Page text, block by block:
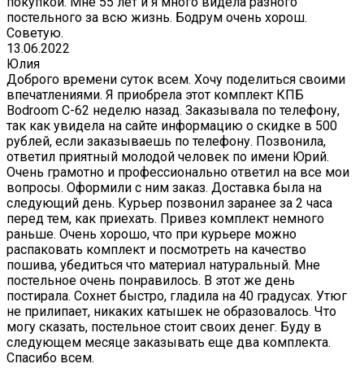
постельного за всю жизнь. Бодрум очень хорош.
Советую.
13.06.2022
Юлия
Доброго времени суток всем. Хочу поделиться своими
впечатлениями. Я приобрела этот комплект КПБ
Bodroom C-62 неделю назад. Заказывала по телефону,
так как увидела на сайте информацию о скидке в 500
рублей, если заказываешь по телефону. Позвонила,
ответил приятный молодой человек по имени Юрий.
Очень грамотно и профессионально ответил на все мои
вопросы. Оформили с ним заказ. Доставка была на
следующий день. Курьер позвонил заранее за 2 часа
перед тем, как приехать. Привез комплект немного
раньше. Очень хорошо, что при курьере можно
распаковать комплект и посмотреть на качество
пошива, убедиться что материал натуральный. Мне
постельное очень понравилось. В этот же день
постирала. Сохнет быстро, гладила на 40 градусах. Утюг
не прилипает, никаких катышек не образовалось. Что
могу сказать, постельное стоит своих денег. Буду в
следующем месяце заказывать еще два комплекта.
Спасибо всем.